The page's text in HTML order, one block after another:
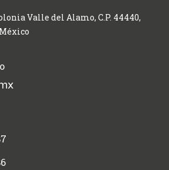
Valle del Alamo, C.P. 44440,